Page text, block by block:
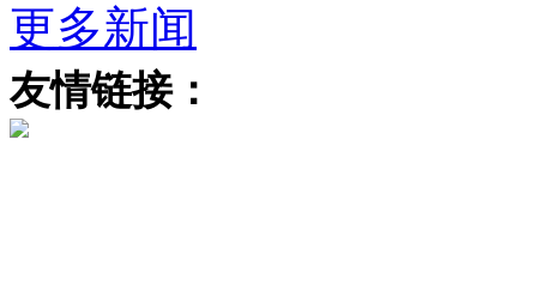
更多新闻
友情链接：